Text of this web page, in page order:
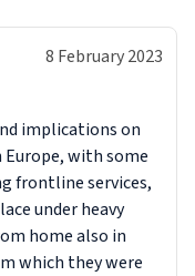
8 February 2023
implications on
with some
frontline services,
under heavy
home also in
which they were